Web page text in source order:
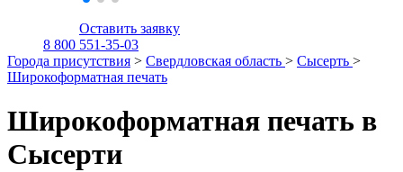
Оставить заявку
8 800 551-35-03
Города присутствия > Свердловская область > Сысерть >
Широкоформатная печать
Широкоформатная печать в
Сысерти